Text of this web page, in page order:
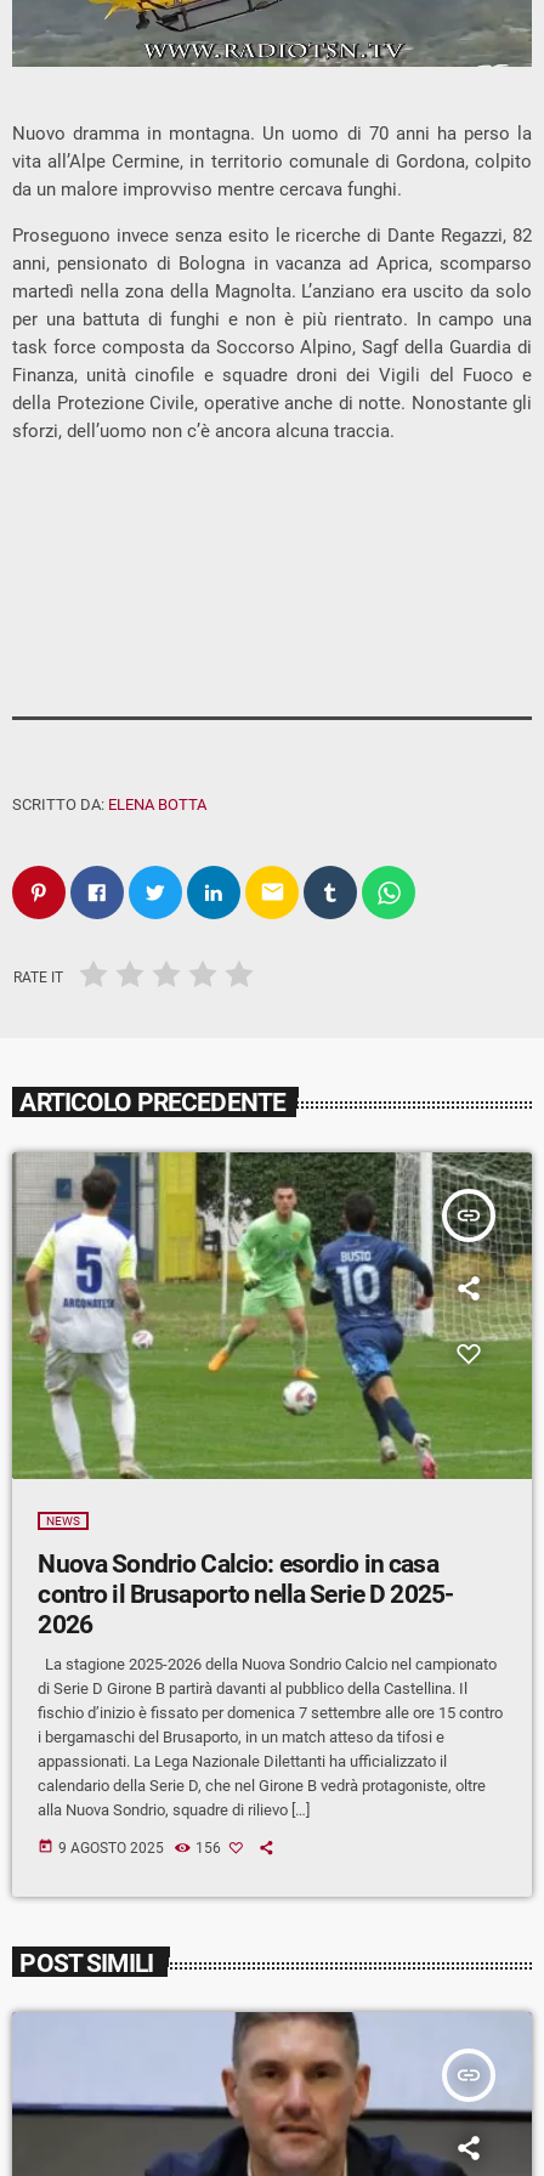
Nuovo dramma in montagna. Un uomo di 70 anni ha perso la
vita all’Alpe Cermine, in territorio comunale di Gordona, colpito
da un malore improvviso mentre cercava funghi.
Proseguono invece senza esito le ricerche di Dante Regazzi, 82
anni, pensionato di Bologna in vacanza ad Aprica, scomparso
martedì nella zona della Magnolta. L’anziano era uscito da solo
per una battuta di funghi e non è più rientrato. In campo una
task force composta da Soccorso Alpino, Sagf della Guardia di
Finanza, unità cinofile e squadre droni dei Vigili del Fuoco e
della Protezione Civile, operative anche di notte. Nonostante gli
sforzi, dell’uomo non c’è ancora alcuna traccia.
SCRITTO DA: ELENA BOTTA
email
RATE IT
ARTICOLO PRECEDENTE
insert_link
NEWS
Nuova Sondrio Calcio: esordio in casa
contro il Brusaporto nella Serie D 2025-
2026
La stagione 2025-2026 della Nuova Sondrio Calcio nel campionato
di Serie D Girone B partirà davanti al pubblico della Castellina. Il
fischio d’inizio è fissato per domenica 7 settembre alle ore 15 contro
i bergamaschi del Brusaporto, in un match atteso da tifosi e
appassionati. La Lega Nazionale Dilettanti ha ufficializzato il
calendario della Serie D, che nel Girone B vedrà protagoniste, oltre
alla Nuova Sondrio, squadre di rilievo […]
today 9 AGOSTO 2025 156
POST SIMILI
insert_link